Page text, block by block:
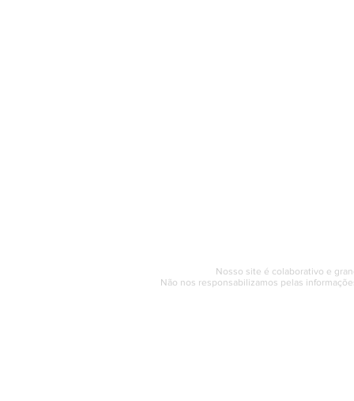
Nosso site é colaborativo e
Não nos responsabilizamos pelas